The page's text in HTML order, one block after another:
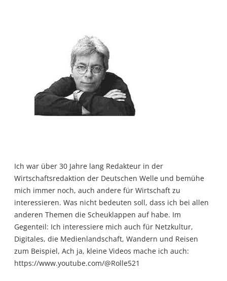
Ich war über 30 Jahre lang Redakteur in der
Wirtschaftsredaktion der Deutschen Welle und bemühe
mich immer noch, auch andere für Wirtschaft zu
interessieren. Was nicht bedeuten soll, dass ich bei allen
anderen Themen die Scheuklappen auf habe. Im
Gegenteil: Ich interessiere mich auch für Netzkultur,
Digitales, die Medienlandschaft, Wandern und Reisen
zum Beispiel, Ach ja, kleine Videos mache ich auch:
https://www.youtube.com/@Rolle521